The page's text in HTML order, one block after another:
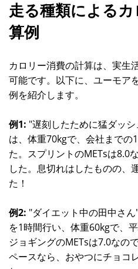
走る種類による
算例
カロリー消費の計算は、実生
可能です。以下に、ユーモア
例を紹介します。
例1: "遅刻したために猛ダッ
は、体重70kgで、会社までの
た。スプリントのMETsは8.0
した。息切れはしたものの、
た！
例2: "ダイエット中の田中さ
を1時間行い、体重60kgで、
ジョギングのMETsは7.0なの
ペースなら、おやつにチョコ